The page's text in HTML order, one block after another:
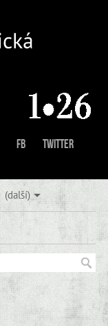
FB
Twitter
(další)